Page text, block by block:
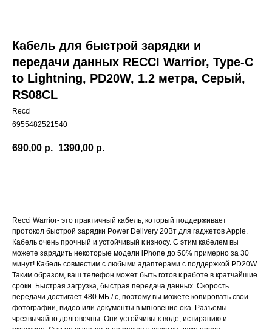
Кабель для быстрой зарядки и
передачи данных RECCI Warrior, Type-C
to Lightning, PD20W, 1.2 метра, Серый,
RS08CL
Recci
6955482521540
690,00 р. 1390,00 р.
Recci Warrior- это практичный кабель, который поддерживает
протокол быстрой зарядки Power Delivery 20Вт для гаджетов Apple.
Кабель очень прочный и устойчивый к износу. С этим кабелем вы
можете зарядить некоторые модели iPhone до 50% примерно за 30
минут! Кабель совместим с любыми адаптерами с поддержкой PD20W.
Таким образом, ваш телефон может быть готов к работе в кратчайшие
сроки. Быстрая загрузка, быстрая передача данных. Скорость
передачи достигает 480 МБ / с, поэтому вы можете копировать свои
фотографии, видео или документы в мгновение ока. Разъемы
чрезвычайно долговечны. Они устойчивы к воде, истиранию и